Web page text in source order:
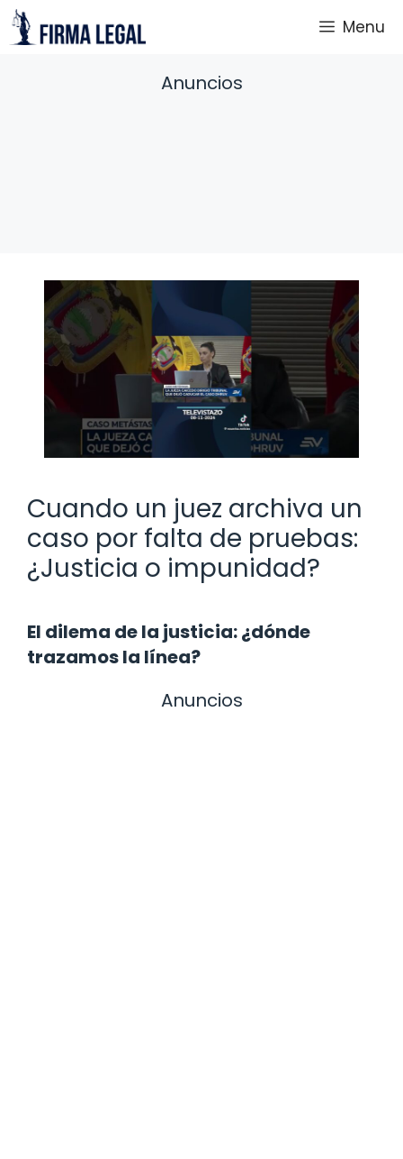
Saltar
al
Menu
Anuncios
Cuando un juez archiva un
caso por falta de pruebas:
¿Justicia o impunidad?
El dilema de la justicia: ¿dónde
trazamos la línea?
Anuncios